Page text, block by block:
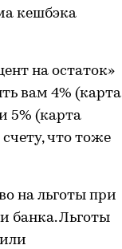
кешбэка
на остаток»
вам 4% (карта
5% (карта
что тоже
на льготы при
банка. Льготы